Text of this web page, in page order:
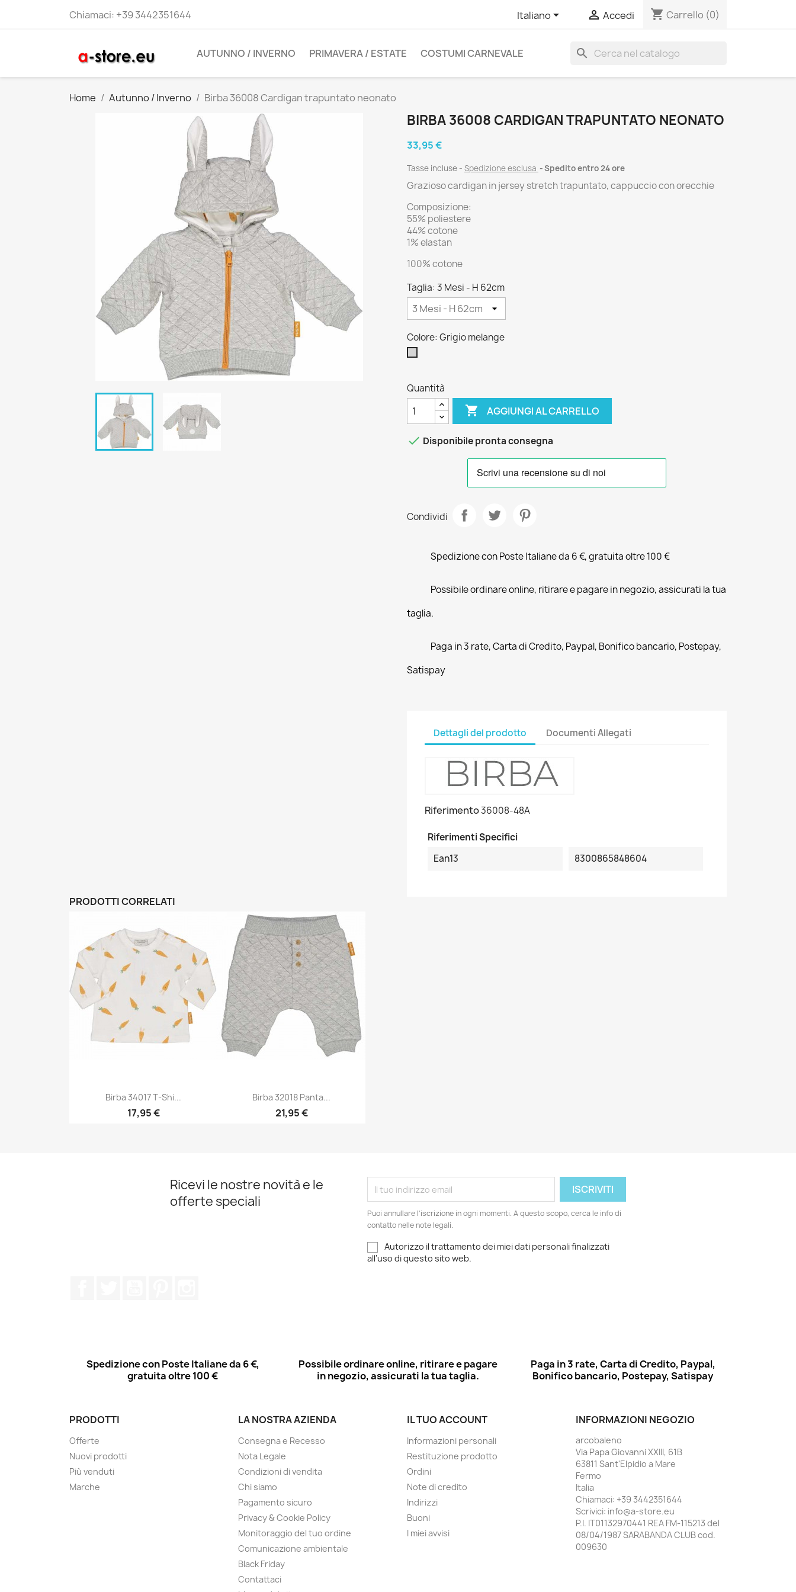
Chiamaci: +39 3442351644 Italiano  Accedi shopping_cart Carrello (0)
AUTUNNO / INVERNO PRIMAVERA / ESTATE COSTUMI CARNEVALE search
Home Autunno / Inverno Birba 36008 Cardigan trapuntato neonato
BIRBA 36008 CARDIGAN TRAPUNTATO NEONATO
33,95 €
Tasse incluse Spedizione esclusa Spedito entro 24 ore
Grazioso cardigan in jersey stretch trapuntato, cappuccio con orecchie
Composizione:
55% poliestere
44% cotone
1% elastan
100% cotone
Taglia: 3 Mesi - H 62cm
Colore: Grigio melange
Quantità
 AGGIUNGI AL CARRELLO
 Disponibile pronta consegna
Condividi
Spedizione con Poste Italiane da 6 €, gratuita oltre 100 €
Possibile ordinare online, ritirare e pagare in negozio, assicurati la tua
taglia.
Paga in 3 rate, Carta di Credito, Paypal, Bonifico bancario, Postepay,
Satispay
Dettagli del prodotto Documenti Allegati
Riferimento36008-48A
Riferimenti Specifici
Ean13
8300865848604
PRODOTTI CORRELATI
Birba 34017 T-Shi...
17,95 €
Birba 32018 Panta...
21,95 €
Ricevi le nostre novità e le
offerte speciali
Puoi annullare l'iscrizione in ogni momenti. A questo scopo, cerca le info di
contatto nelle note legali.
Autorizzo il trattamento dei miei dati personali finalizzati
all'uso di questo sito web.
Spedizione con Poste Italiane da 6 €,
gratuita oltre 100 €
Possibile ordinare online, ritirare e pagare
in negozio, assicurati la tua taglia.
Paga in 3 rate, Carta di Credito, Paypal,
Bonifico bancario, Postepay, Satispay
PRODOTTI
Offerte
Nuovi prodotti
Più venduti
Marche
LA NOSTRA AZIENDA
Consegna e Recesso
Nota Legale
Condizioni di vendita
Chi siamo
Pagamento sicuro
Privacy & Cookie Policy
Monitoraggio del tuo ordine
Comunicazione ambientale
Black Friday
Contattaci
IL TUO ACCOUNT
Informazioni personali
Restituzione prodotto
Ordini
Note di credito
Indirizzi
Buoni
I miei avvisi
INFORMAZIONI NEGOZIO
arcobaleno
Via Papa Giovanni XXIII, 61B
63811 Sant'Elpidio a Mare
Fermo
Italia
Chiamaci: +39 3442351644
Scrivici: info@a-store.eu
P.I. IT01132970441 REA FM-115213 del
08/04/1987 SARABANDA CLUB cod.
009630